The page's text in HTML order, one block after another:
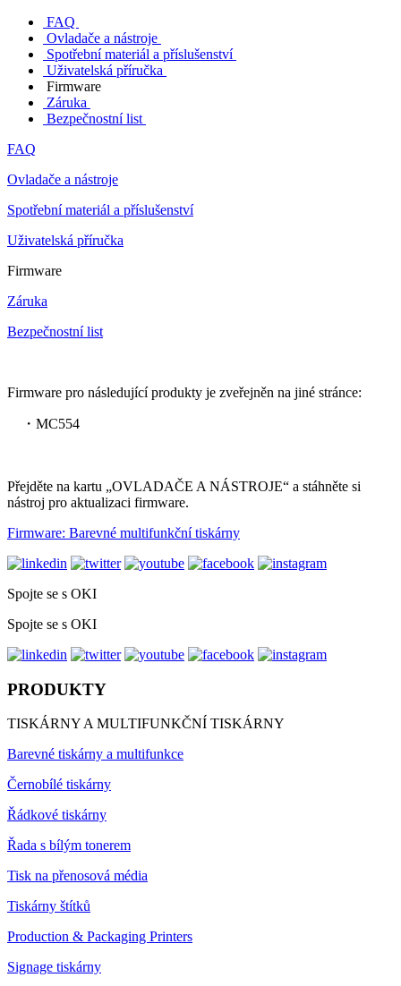
FAQ
Ovladače a nástroje
Spotřební materiál a příslušenství
Uživatelská příručka
Firmware
Záruka
Bezpečnostní list
FAQ
Ovladače a nástroje
Spotřební materiál a příslušenství
Uživatelská příručka
Firmware
Záruka
Bezpečnostní list
Firmware pro následující produkty je zveřejněn na jiné stránce:
・MC554
Přejděte na kartu „OVLADAČE A NÁSTROJE“ a stáhněte si
nástroj pro aktualizaci firmware.
Firmware: Barevné multifunkční tiskárny
Spojte se s OKI
Spojte se s OKI
PRODUKTY
TISKÁRNY A MULTIFUNKČNÍ TISKÁRNY
Barevné tiskárny a multifunkce
Černobílé tiskárny
Řádkové tiskárny
Řada s bílým tonerem
Tisk na přenosová média
Tiskárny štítků
Production & Packaging Printers
Signage tiskárny